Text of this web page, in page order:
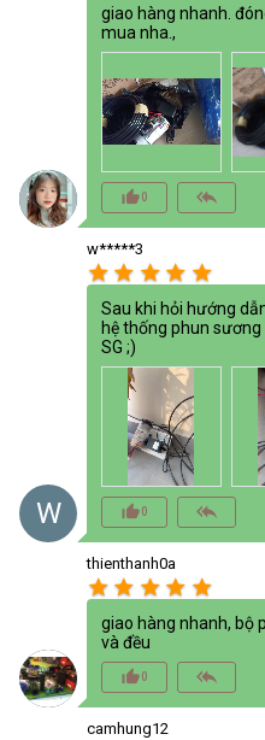
giao hàng nhanh.
mua nha.,
thumb_up_alt0 reply_all
W
w*****3
star star star star star
Sau khi hỏi hướng
hệ thống phun
SG ;)
thumb_up_alt0 reply_all
thienthanh0a
star star star star star
giao hàng nhanh, bộ
và đều
thumb_up_alt0 reply_all
camhung12